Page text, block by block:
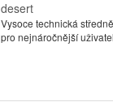
desert
Vysoce technická
pro nejnáročnější